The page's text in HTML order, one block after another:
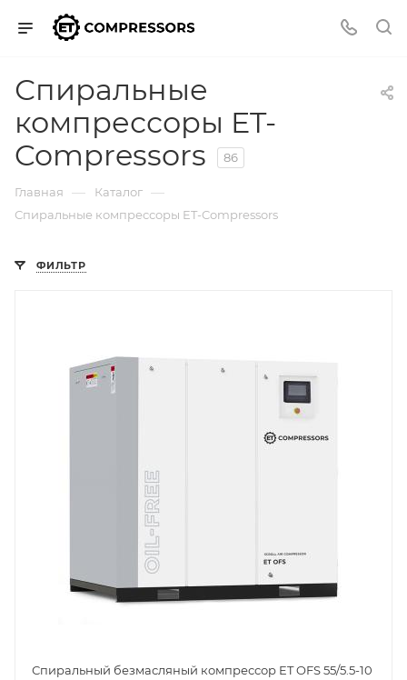
Спиральные
компрессоры ET-
Compressors
86
Главная — Каталог —
Спиральные компрессоры ET-Compressors
ФИЛЬТР
Спиральный безмасляный компрессор ET OFS 55/5.5-10